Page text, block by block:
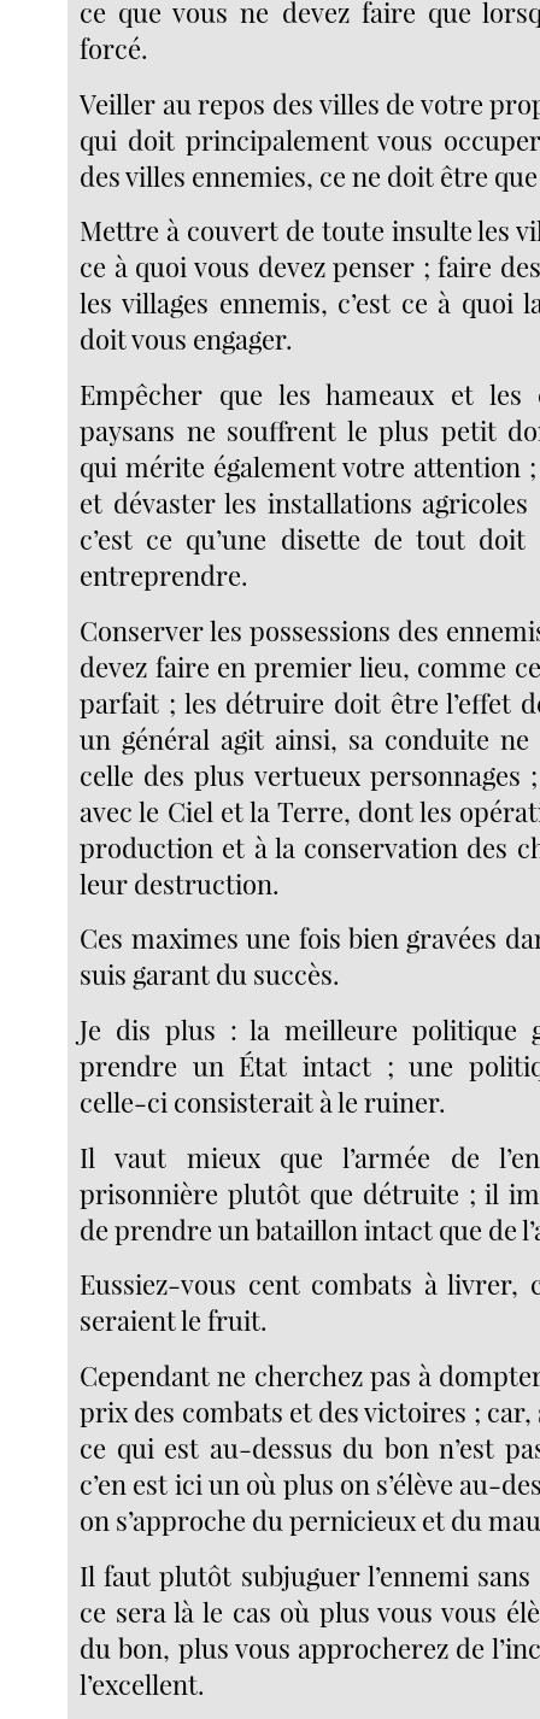
ce que vous ne devez faire que
forcé.
Veiller au repos des villes de votre
qui doit principalement vous
des villes ennemies, ce ne doit être
Mettre à couvert de toute insulte les
ce à quoi vous devez penser ; faire
les villages ennemis, c’est ce à quoi
doit vous engager.
Empêcher que les hameaux et les
paysans ne souffrent le plus petit
qui mérite également votre attention
et dévaster les installations agricoles
c’est ce qu’une disette de tout doit
entreprendre.
Conserver les possessions des
devez faire en premier lieu, comme
parfait ; les détruire doit être l’effet
un général agit ainsi, sa conduite
celle des plus vertueux personnages
avec le Ciel et la Terre, dont les
production et à la conservation des
leur destruction.
Ces maximes une fois bien gravées
suis garant du succès.
Je dis plus : la meilleure politique
prendre un État intact ; une
celle-ci consisterait à le ruiner.
Il vaut mieux que l’armée de
prisonnière plutôt que détruite ; il
de prendre un bataillon intact que de
Eussiez-vous cent combats à livrer,
seraient le fruit.
Cependant ne cherchez pas à
prix des combats et des victoires ; car,
ce qui est au-dessus du bon n’est
c’en est ici un où plus on s’élève au-
on s’approche du pernicieux et du
Il faut plutôt subjuguer l’ennemi
ce sera là le cas où plus vous vous
du bon, plus vous approcherez de
l’excellent.